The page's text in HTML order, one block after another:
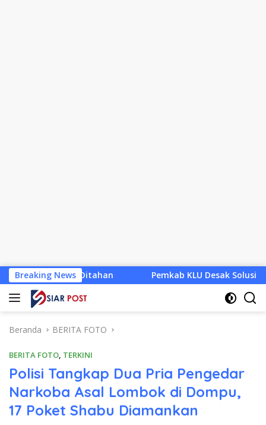
Langsung
ke
konten
Breaking NewsPemkab KLU Desak Solusi Cepat, Penutupan
Beranda BERITA FOTO
BERITA FOTO, TERKINI
Polisi Tangkap Dua Pria Pengedar
Narkoba Asal Lombok di Dompu,
17 Poket Shabu Diamankan